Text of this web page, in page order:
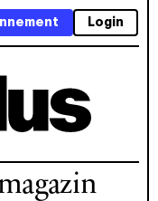
Login